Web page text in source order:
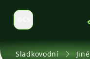
Select language
Sladkovodní Jiné